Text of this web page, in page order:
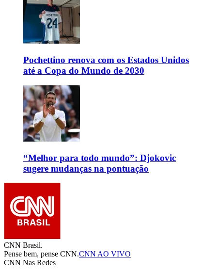
Pochettino renova com os Estados Unidos
até a Copa do Mundo de 2030
“Melhor para todo mundo”: Djokovic
sugere mudanças na pontuação
CNN Brasil.
Pense bem, pense CNN.CNN AO VIVO
CNN Nas Redes